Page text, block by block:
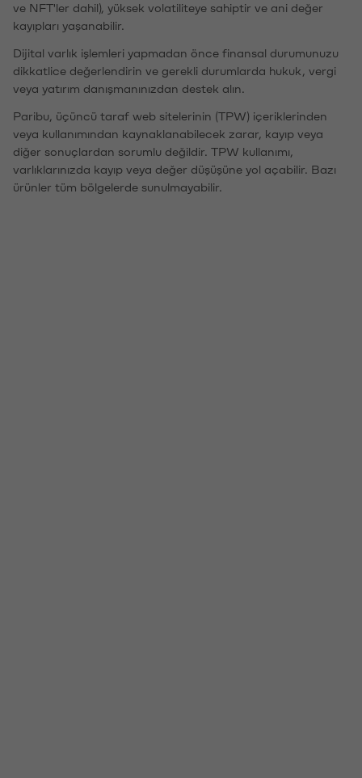
ve NFT'ler dahil), yüksek volatiliteye sahiptir ve ani değer
kayıpları yaşanabilir.
Dijital varlık işlemleri yapmadan önce finansal durumunuzu
dikkatlice değerlendirin ve gerekli durumlarda hukuk, vergi
veya yatırım danışmanınızdan destek alın.
Paribu, üçüncü taraf web sitelerinin (TPW) içeriklerinden
veya kullanımından kaynaklanabilecek zarar, kayıp veya
diğer sonuçlardan sorumlu değildir. TPW kullanımı,
varlıklarınızda kayıp veya değer düşüşüne yol açabilir. Bazı
ürünler tüm bölgelerde sunulmayabilir.